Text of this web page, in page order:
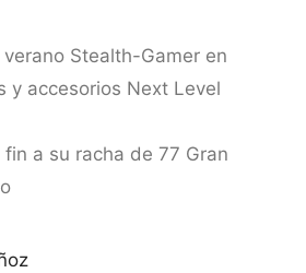
Stealth-Gamer en
y accesorios Next Level
fin a su racha de 77 Gran